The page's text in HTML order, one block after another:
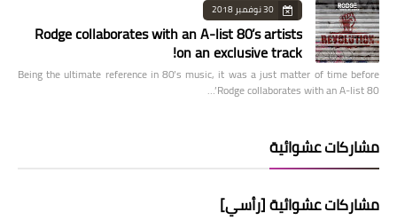
30 نوفمبر 2018
Rodge collaborates with an A-list 80’s artists
on an exclusive track!
Being the ultimate reference in 80’s music, it was a just matter of time before
Rodge collaborates with an A-list 80’…
مشاركات عشوائية
مشاركات عشوائية [رأسي]